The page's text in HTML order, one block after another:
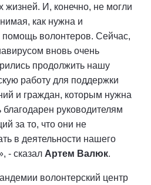
жизней. И, конечно, не могли
как нужна и
помощь волонтеров. Сейчас,
вновь очень
продолжить нашу
работу для поддержки
и граждан, которым нужна
руководителям
за то, что они не
в деятельности нашего
- сказал Артем Валюк.
волонтерский центр